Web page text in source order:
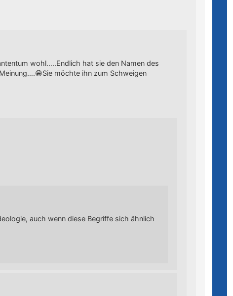
wohl…..Endlich hat sie den Namen des
möchte ihn zum Schweigen
auch wenn diese Begriffe sich ähnlich